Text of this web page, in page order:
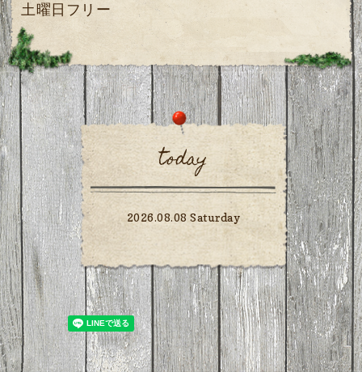
土曜日フリー
today
2026.08.08 Saturday